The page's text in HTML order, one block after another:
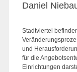
Daniel
Stadtviertel
und
für die
Einrichtungen